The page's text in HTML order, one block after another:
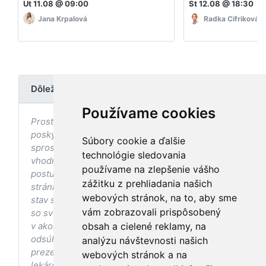
Používame cookies
Súbory cookie a ďalšie
technológie sledovania
používame na zlepšenie vášho
zážitku z prehliadania našich
webových stránok, na to, aby sme
vám zobrazovali prispôsobený
obsah a cielené reklamy, na
analýzu návštevnosti našich
webových stránok a na
Ut 11.08 @ 09:00
Jana Krpalová
St 12.08 @ 18:30
Radka Cifriková
Dôležité upozornenie
Prostredníctvom stránky nedochádza k
poskytovaniu zdravotnej starostlivosti, ani k jej
sprostredkovaniu, ani k jej nahrádzaniu. O
vhodných postupoch v oblasti zdravia, vhodnosti
postupov a odporúčaní prezentovaných na
stránke s ohľadom na Váš zdravotný
stav sa pred ich aplikáciou vždy vopred poraďte
so svojím ošetrujúcim lekárom, a to najmä ak ste
v akomkoľvek štádiu tehotenstva. Bez
odsúhlasenia postupov a odporúčaní
prezentovaných na stránke Vaším ošetrujúcim